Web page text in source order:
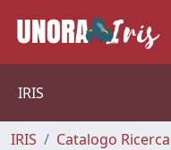
IRIS
IRIS
Catalogo